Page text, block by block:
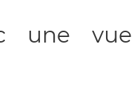
une vue